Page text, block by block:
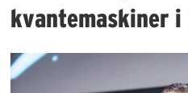
kvantemaskiner